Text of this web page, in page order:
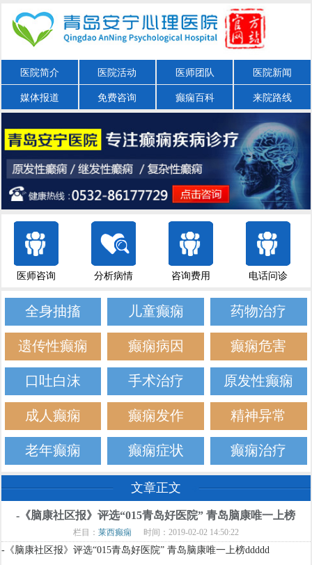
医院简介 医院活动 医师团队 医院新闻
媒体报道 免费咨询 癫痫百科 来院路线
医师咨询 分析病情 咨询费用 电话问诊
全身抽搐 儿童癫痫 药物治疗
遗传性癫痫 癫痫病因 癫痫危害
口吐白沫 手术治疗 原发性癫痫
成人癫痫 癫痫发作 精神异常
老年癫痫 癫痫症状 癫痫治疗
文章正文
-《脑康社区报》评选“015青岛好医院” 青岛脑康唯一上榜
栏目： 莱西癫痫 时间：2019-02-02 14:50:22
-《脑康社区报》评选“015青岛好医院” 青岛脑康唯一上榜ddddd